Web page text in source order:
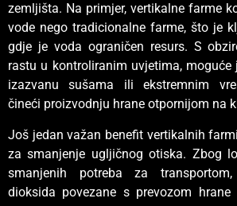
zemljišta. Na primjer, vertikalne farme
vode nego tradicionalne farme, što je
gdje je voda ograničen resurs. S
rastu u kontroliranim uvjetima,
izazvanu sušama ili ekstremnim
čineći proizvodnju hrane otpornijom na
Još jedan važan benefit vertikalnih
za smanjenje ugljičnog otiska. Zbog
smanjenih potreba za
dioksida povezane s prevozom